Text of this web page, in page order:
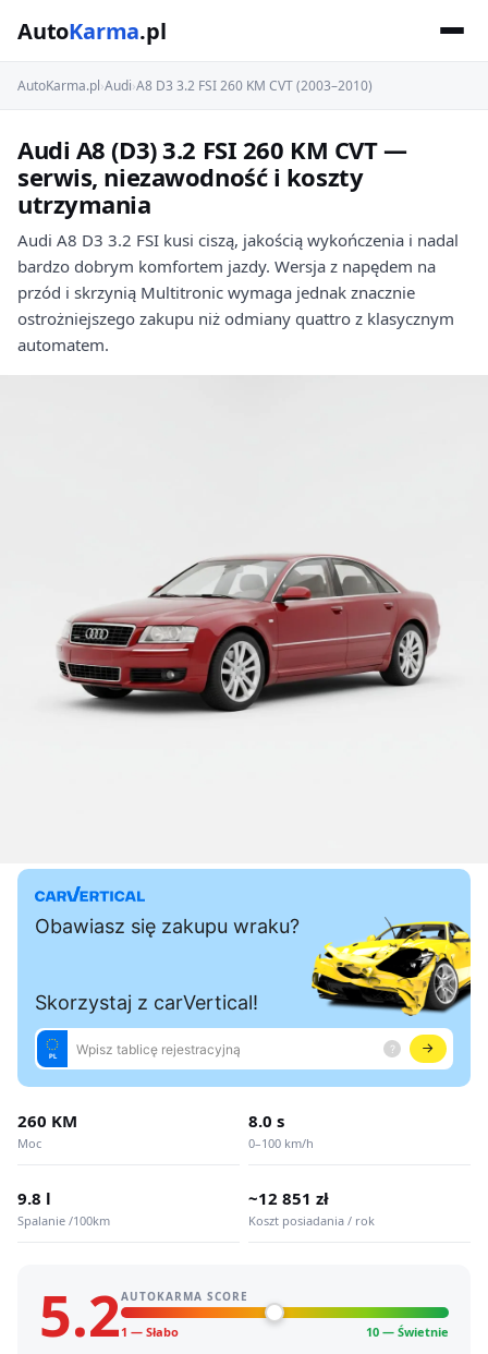
AutoKarma.pl
AutoKarma.pl›Audi›A8 D3 3.2 FSI 260 KM CVT (2003–2010)
Audi A8 (D3) 3.2 FSI 260 KM CVT —
serwis, niezawodność i koszty
utrzymania
Audi A8 D3 3.2 FSI kusi ciszą, jakością wykończenia i nadal
bardzo dobrym komfortem jazdy. Wersja z napędem na
przód i skrzynią Multitronic wymaga jednak znacznie
ostrożniejszego zakupu niż odmiany quattro z klasycznym
automatem.
260 KM
Moc
8.0 s
0–100 km/h
9.8 l
Spalanie /100km
~12 851 zł
Koszt posiadania / rok
5.2AUTOKARMA SCORE
1 — Słabo 10 — Świetnie